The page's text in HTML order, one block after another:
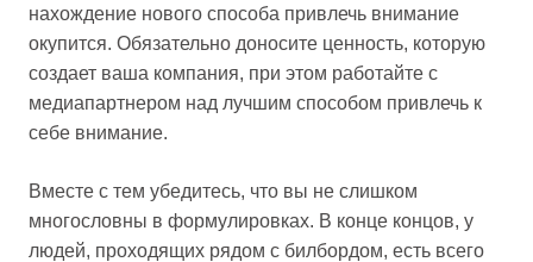
нахождение нового способа привлечь внимание
окупится. Обязательно доносите ценность, которую
создает ваша компания, при этом работайте с
медиапартнером над лучшим способом привлечь к
себе внимание.
Вместе с тем убедитесь, что вы не слишком
многословны в формулировках. В конце концов, у
людей, проходящих рядом с билбордом, есть всего